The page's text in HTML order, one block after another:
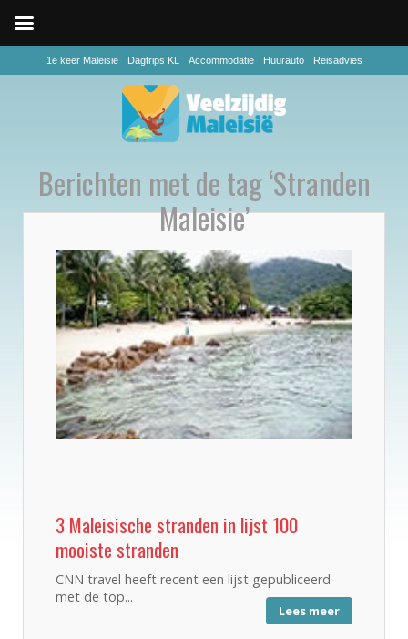
1e keer Maleisie Dagtrips KL Accommodatie Huurauto Reisadvies
Berichten met de tag ‘Stranden
Maleisie’
3 Maleisische stranden in lijst 100
mooiste stranden
CNN travel heeft recent een lijst gepubliceerd
met de top...
Lees meer